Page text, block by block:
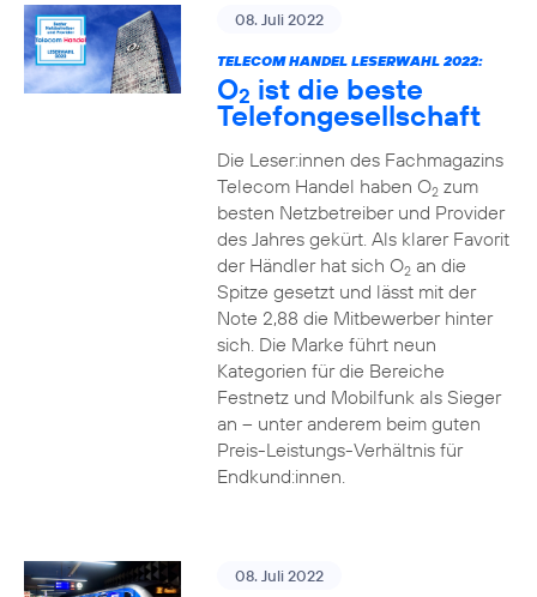
08. Juli 2022
TELECOM HANDEL LESERWAHL 2022:
O2 ist die beste
Telefongesellschaft
Die Leser:innen des Fachmagazins
Telecom Handel haben O2zum
besten Netzbetreiber und Provider
des Jahres gekürt. Als klarer Favorit
der Händler hat sich O2an die
Spitze gesetzt und lässt mit der
Note 2,88 die Mitbewerber hinter
sich. Die Marke führt neun
Kategorien für die Bereiche
Festnetz und Mobilfunk als Sieger
an – unter anderem beim guten
Preis-Leistungs-Verhältnis für
Endkund:innen.
08. Juli 2022